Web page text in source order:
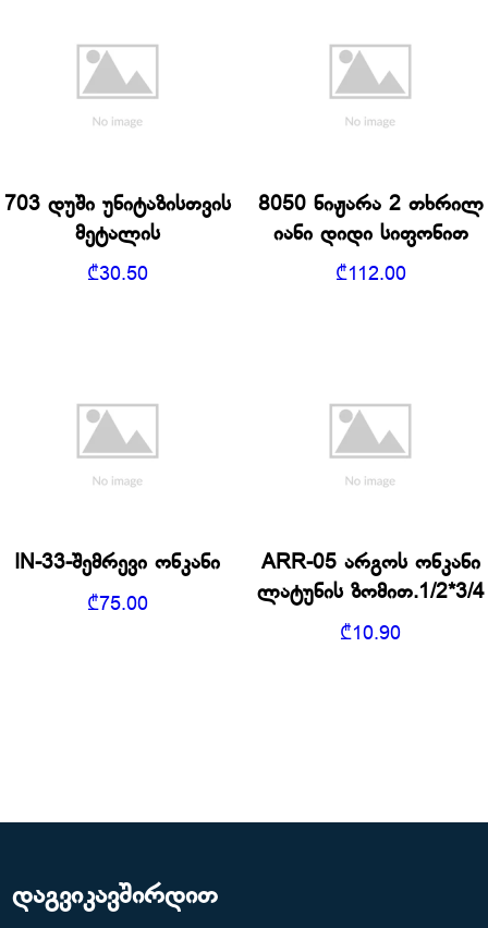
703 დუში უნიტაზისთვის
მეტალის
₾30.50
8050 ნიჟარა 2 თხრილ
იანი დიდი სიფონით
₾112.00
IN-33-შემრევი ონკანი
₾75.00
ARR-05 არგოს ონკანი
ლატუნის ზომით.1/2*3/4
₾10.90
დაგვიკავშირდით